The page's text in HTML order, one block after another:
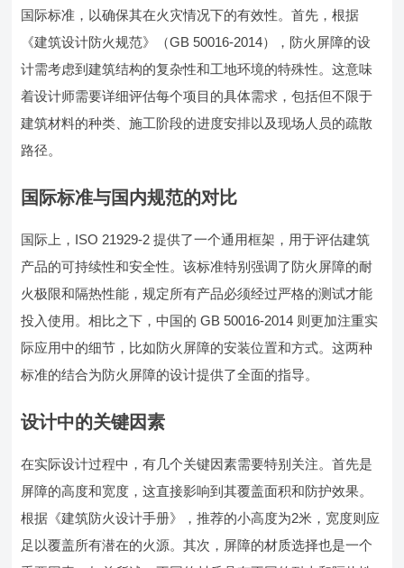
国际标准，以确保其在火灾情况下的有效性。首先，根据
《建筑设计防火规范》（GB 50016-2014），防火屏障的设
计需考虑到建筑结构的复杂性和工地环境的特殊性。这意味
着设计师需要详细评估每个项目的具体需求，包括但不限于
建筑材料的种类、施工阶段的进度安排以及现场人员的疏散
路径。
国际标准与国内规范的对比
国际上，ISO 21929-2 提供了一个通用框架，用于评估建筑
产品的可持续性和安全性。该标准特别强调了防火屏障的耐
火极限和隔热性能，规定所有产品必须经过严格的测试才能
投入使用。相比之下，中国的 GB 50016-2014 则更加注重实
际应用中的细节，比如防火屏障的安装位置和方式。这两种
标准的结合为防火屏障的设计提供了全面的指导。
设计中的关键因素
在实际设计过程中，有几个关键因素需要特别关注。首先是
屏障的高度和宽度，这直接影响到其覆盖面积和防护效果。
根据《建筑防火设计手册》，推荐的小高度为2米，宽度则应
足以覆盖所有潜在的火源。其次，屏障的材质选择也是一个